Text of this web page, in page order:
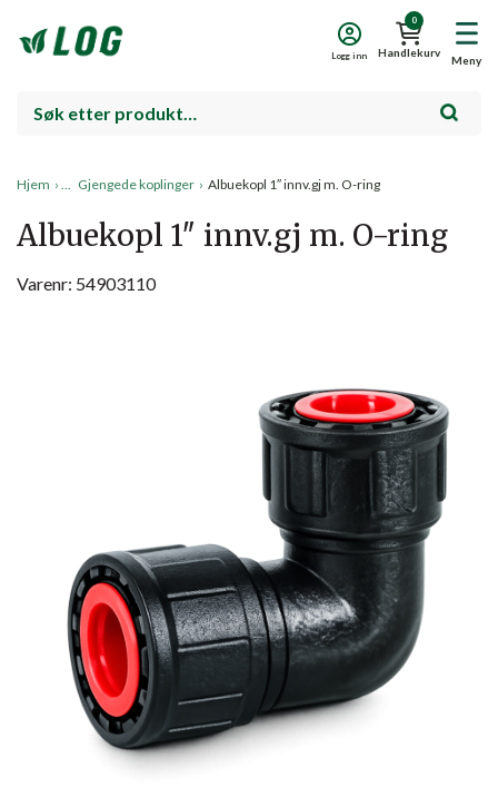
Meny
0
Handlekurv
Logg inn
Hjem › Gjengede koplinger › Albuekopl 1″ innv.gj m. O-ring
Albuekopl 1″ innv.gj m. O-ring
Varenr: 54903110